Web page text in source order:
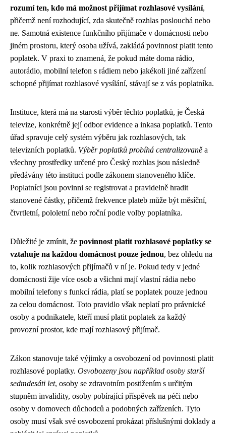
rozumí ten, kdo má možnost přijímat rozhlasové vysílání,
přičemž není rozhodující, zda skutečně rozhlas poslouchá nebo
ne. Samotná existence funkčního přijímače v domácnosti nebo
jiném prostoru, který osoba užívá, zakládá povinnost platit tento
poplatek. V praxi to znamená, že pokud máte doma rádio,
autorádio, mobilní telefon s rádiem nebo jakékoli jiné zařízení
schopné přijímat rozhlasové vysílání, stávají se z vás poplatníka.
Instituce, která má na starosti výběr těchto poplatků, je Česká
televize, konkrétně její odbor evidence a inkasa poplatků. Tento
úřad spravuje celý systém výběru jak rozhlasových, tak
televizních poplatků. Výběr poplatků probíhá centralizovaně a
všechny prostředky určené pro Český rozhlas jsou následně
předávány této instituci podle zákonem stanoveného klíče.
Poplatníci jsou povinni se registrovat a pravidelně hradit
stanovené částky, přičemž frekvence plateb může být měsíční,
čtvrtletní, pololetní nebo roční podle volby poplatníka.
Důležité je zmínit, že povinnost platit rozhlasové poplatky se
vztahuje na každou domácnost pouze jednou, bez ohledu na
to, kolik rozhlasových přijímačů v ní je. Pokud tedy v jedné
domácnosti žije více osob a všichni mají vlastní rádia nebo
mobilní telefony s funkcí rádia, platí se poplatek pouze jednou
za celou domácnost. Toto pravidlo však neplatí pro právnické
osoby a podnikatele, kteří musí platit poplatek za každý
provozní prostor, kde mají rozhlasový přijímač.
Zákon stanovuje také výjimky a osvobození od povinnosti platit
rozhlasové poplatky. Osvobozeny jsou například osoby starší
sedmdesáti let, osoby se zdravotním postižením s určitým
stupněm invalidity, osoby pobírající příspěvek na péči nebo
osoby v domovech důchodců a podobných zařízeních. Tyto
osoby musí však své osvobození prokázat příslušnými doklady a